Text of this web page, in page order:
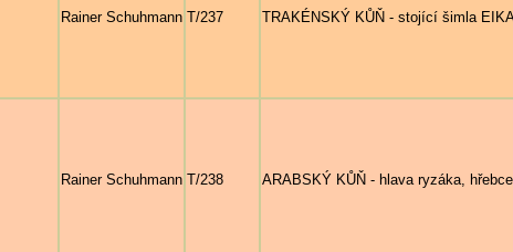
Rainer Schuhmann T/237 TRAKÉNSKÝ KŮŇ - stojící šimla
Rainer Schuhmann T/238 ARABSKÝ KŮŇ - hlava ryzáka,